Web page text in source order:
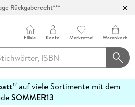
Rückgaberecht***
Filiale Konto Merkzettel Warenkorb
12auf viele Sortimente mit dem
SOMMER13